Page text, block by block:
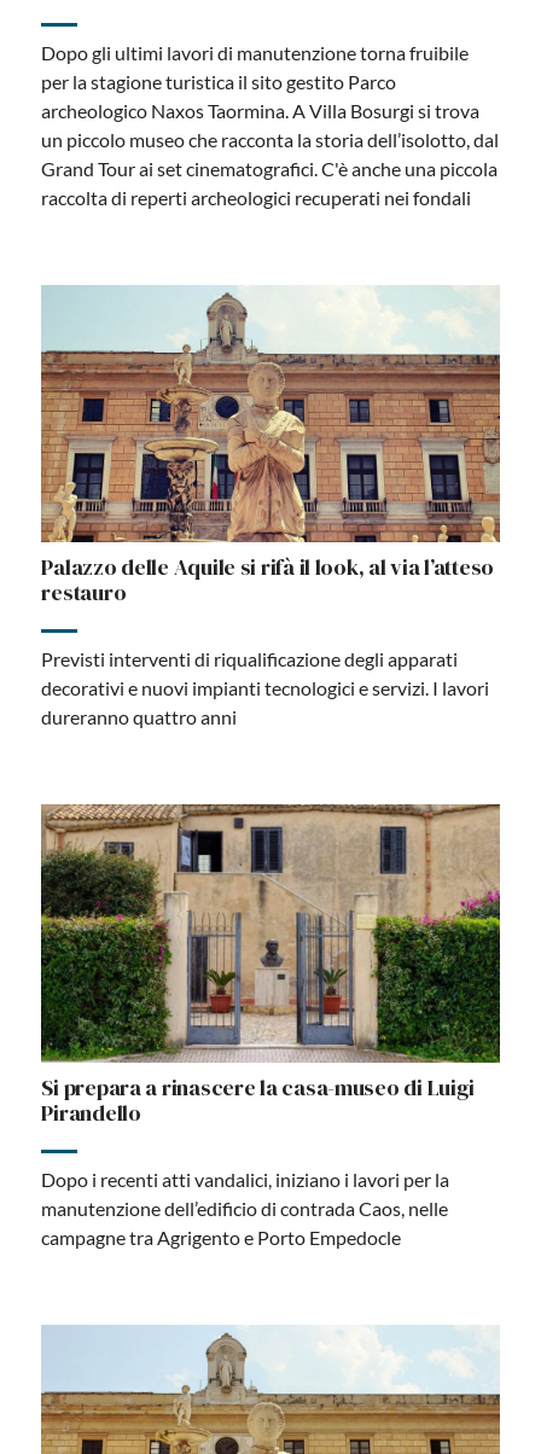
Dopo gli ultimi lavori di manutenzione torna fruibile
per la stagione turistica il sito gestito Parco
archeologico Naxos Taormina. A Villa Bosurgi si trova
un piccolo museo che racconta la storia dell’isolotto, dal
Grand Tour ai set cinematografici. C'è anche una piccola
raccolta di reperti archeologici recuperati nei fondali
Palazzo delle Aquile si rifà il look, al via l’atteso
restauro
Previsti interventi di riqualificazione degli apparati
decorativi e nuovi impianti tecnologici e servizi. I lavori
dureranno quattro anni
Si prepara a rinascere la casa-museo di Luigi
Pirandello
Dopo i recenti atti vandalici, iniziano i lavori per la
manutenzione dell’edificio di contrada Caos, nelle
campagne tra Agrigento e Porto Empedocle